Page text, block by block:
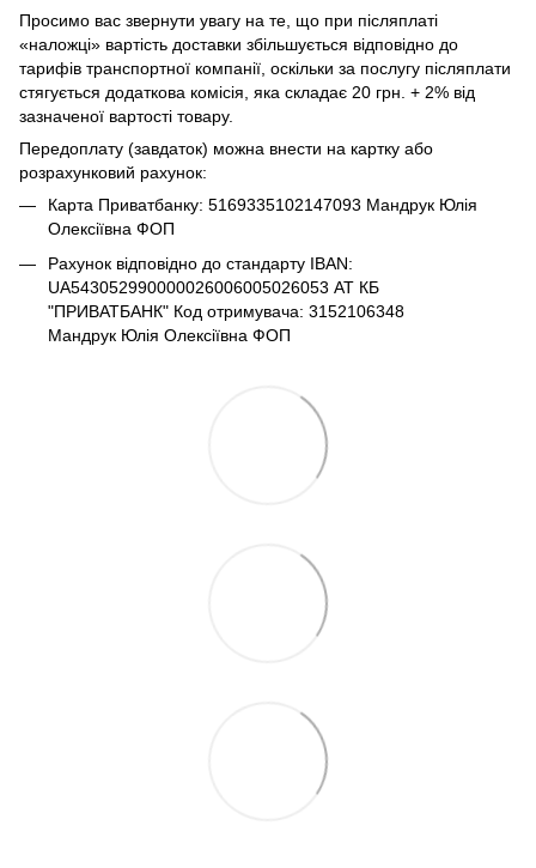
Просимо вас звернути увагу на те, що при післяплаті
«наложці» вартість доставки збільшується відповідно до
тарифів транспортної компанії, оскільки за послугу післяплати
стягується додаткова комісія, яка складає 20 грн. + 2% від
зазначеної вартості товару.
Передоплату (завдаток) можна внести на картку або
розрахунковий рахунок:
Карта Приватбанку: 5169335102147093 Мандрук Юлія
Олексіївна ФОП
Рахунок відповідно до стандарту IBAN:
UA543052990000026006005026053 АТ КБ
"ПРИВАТБАНК" Код отримувача: 3152106348
Мандрук Юлія Олексіївна ФОП